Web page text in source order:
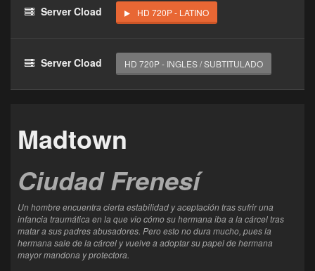
Haz clic 3 veces en el botón para desbloquear este
reproductor
Clic 1 - Abrir primer enlace
Server Cload HD 720P - LATINO
Server Cload HD 720P - INGLES / SUBTITULADO
Madtown
Ciudad Frenesí
Un hombre encuentra cierta estabilidad y aceptación tras sufrir una
infancia traumática en la que vio cómo su hermana iba a la cárcel tras
matar a sus padres abusadores. Pero esto no dura mucho, pues la
hermana sale de la cárcel y vuelve a adoptar su papel de hermana
mayor mandona y protectora.